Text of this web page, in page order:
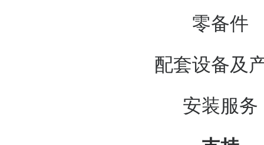
零备件
配套设备及
安装服务